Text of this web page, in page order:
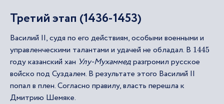
Третий этап (1436-1453)
Василий II, судя по его действиям, особыми военными и
управленческими талантами и удачей не обладал. В 1445
году казанский хан Улу-Мухаммедразгромил русское
войско под Суздалем. В результате этого Василий II
попал в плен. Согласно правилу, власть перешла к
Дмитрию Шемяке.